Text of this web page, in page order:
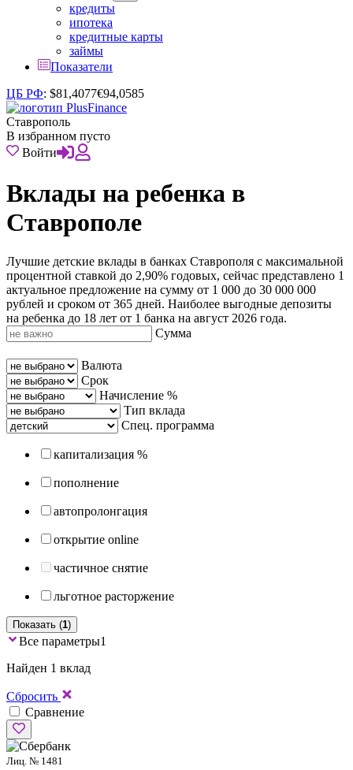
кредиты
ипотека
кредитные карты
займы
Показатели
ЦБ РФ: $81,4077€94,0585
Ставрополь
В избранном пусто
Войти
Вклады на ребенка в
Ставрополе
Лучшие детские вклады в банках Ставрополя с максимальной
процентной ставкой до 2,90% годовых, сейчас представлено 1
актуальное предложение на сумму от 1 000 до 30 000 000
рублей и сроком от 365 дней. Наиболее выгодные депозиты
на ребенка до 18 лет от 1 банка на август 2026 года.
Сумма
Валюта
Срок
Начисление %
Тип вклада
Спец. программа
капитализация %
пополнение
автопролонгация
открытие online
частичное снятие
льготное расторжение
Показать (1)
Все параметры1
Найден 1 вклад
Сбросить
Сравнение
Лиц. № 1481